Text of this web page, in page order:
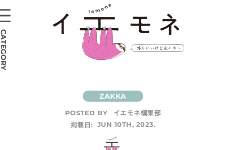
POSTED BY
イエモネ編集部
掲載日:
JUN 10TH, 2023.